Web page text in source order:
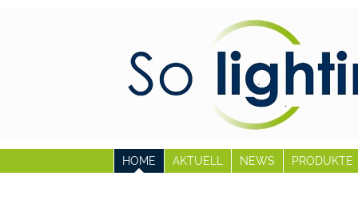
HOME AKTUELL NEWS PRODUKTE